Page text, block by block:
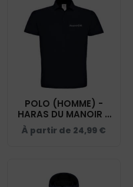
POLO (HOMME) -
HARAS DU MANOIR -
BCID1
À partir de 24,99 €